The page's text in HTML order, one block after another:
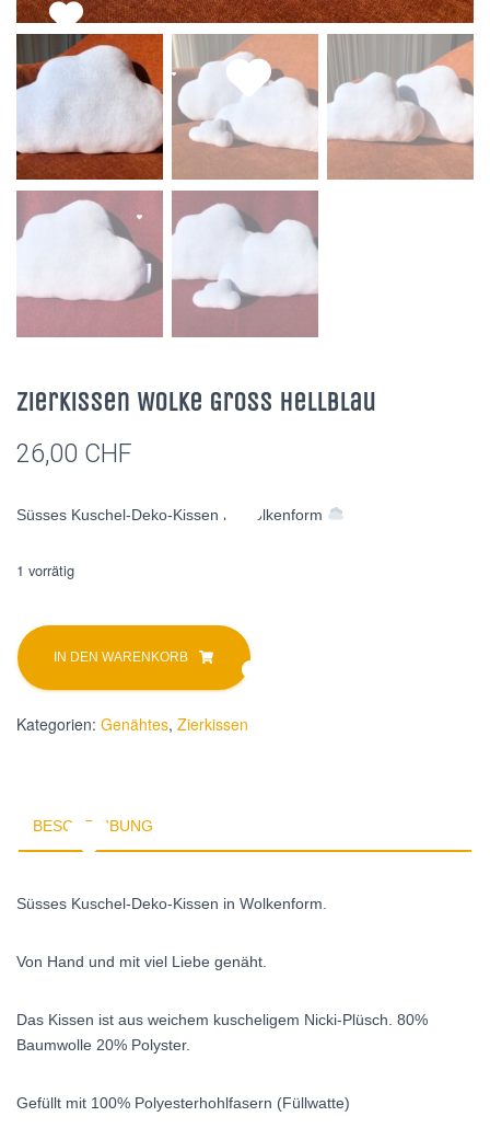
Zierkissen Wolke Gross Hellblau
26,00 CHF
Süsses Kuschel-Deko-Kissen in Wolkenform
1 vorrätig
Zierkissen
Wolke
Gross
Hellblau
Menge
IN DEN WARENKORB
Kategorien: Genähtes, Zierkissen
BESCHREIBUNG
Süsses Kuschel-Deko-Kissen in Wolkenform.
Von Hand und mit viel Liebe genäht.
Das Kissen ist aus weichem kuscheligem Nicki-Plüsch. 80%
Baumwolle 20% Polyster.
Gefüllt mit 100% Polyesterhohlfasern (Füllwatte)